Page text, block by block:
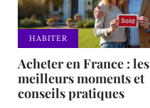
HABITER
Acheter en France : les
meilleurs moments et
conseils pratiques